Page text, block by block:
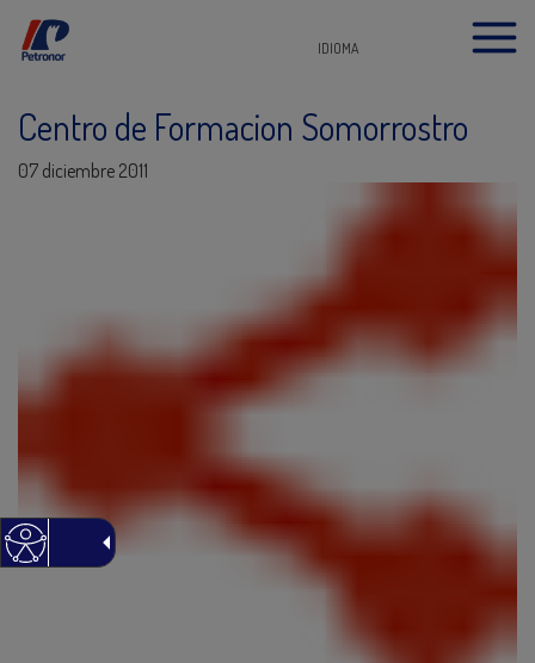
IDIOMA
Centro de Formacion Somorrostro
07 diciembre 2011